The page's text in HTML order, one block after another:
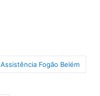
Assistência Fogão Belém